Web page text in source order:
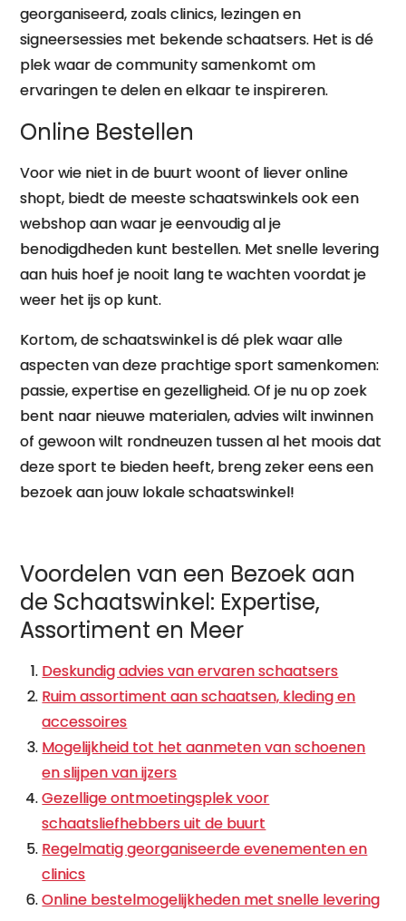
georganiseerd, zoals clinics, lezingen en
signeersessies met bekende schaatsers. Het is dé
plek waar de community samenkomt om
ervaringen te delen en elkaar te inspireren.
Online Bestellen
Voor wie niet in de buurt woont of liever online
shopt, biedt de meeste schaatswinkels ook een
webshop aan waar je eenvoudig al je
benodigdheden kunt bestellen. Met snelle levering
aan huis hoef je nooit lang te wachten voordat je
weer het ijs op kunt.
Kortom, de schaatswinkel is dé plek waar alle
aspecten van deze prachtige sport samenkomen:
passie, expertise en gezelligheid. Of je nu op zoek
bent naar nieuwe materialen, advies wilt inwinnen
of gewoon wilt rondneuzen tussen al het moois dat
deze sport te bieden heeft, breng zeker eens een
bezoek aan jouw lokale schaatswinkel!
Voordelen van een Bezoek aan
de Schaatswinkel: Expertise,
Assortiment en Meer
Deskundig advies van ervaren schaatsers
Ruim assortiment aan schaatsen, kleding en
accessoires
Mogelijkheid tot het aanmeten van schoenen
en slijpen van ijzers
Gezellige ontmoetingsplek voor
schaatsliefhebbers uit de buurt
Regelmatig georganiseerde evenementen en
clinics
Online bestelmogelijkheden met snelle levering